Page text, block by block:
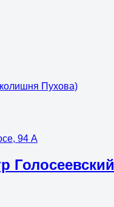
Пухова)
94 А
Голосеевский